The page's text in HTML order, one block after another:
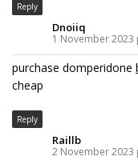
Reply
Dnoiiq
1 November 2023
purchase domperidone
cheap
Reply
Raillb
2 November 2023